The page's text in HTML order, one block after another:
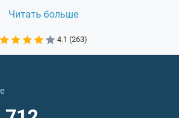
человека для:
мышц;
энергией.
Читать больше
4.1 (263)